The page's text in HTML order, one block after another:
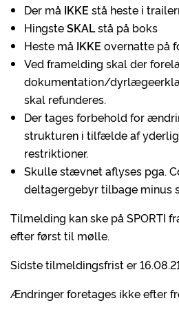
Der må IKKE stå heste i
HingsteSKALstå på boks
Heste må IKKE overnatte på
Ved framelding skal der
dokumentation/
skal refunderes.
Der tages forbehold for
strukturen i tilfælde af
restriktioner.
Skulle stævnet aflyses pga.
deltagergebyr tilbage minus
Tilmelding kan ske på SPORTI
efter først til mølle.
Sidste tilmeldingsfrist er
Ændringer foretages ikke efter